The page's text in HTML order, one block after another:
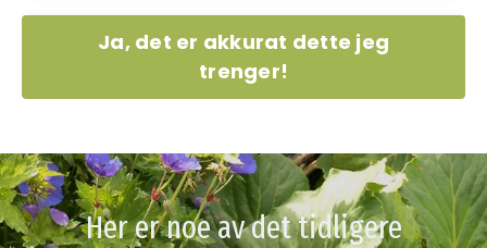
Ja, det er akkurat dette jeg
trenger!
Her er noe av det tidligere